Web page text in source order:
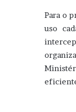
Para o
uso